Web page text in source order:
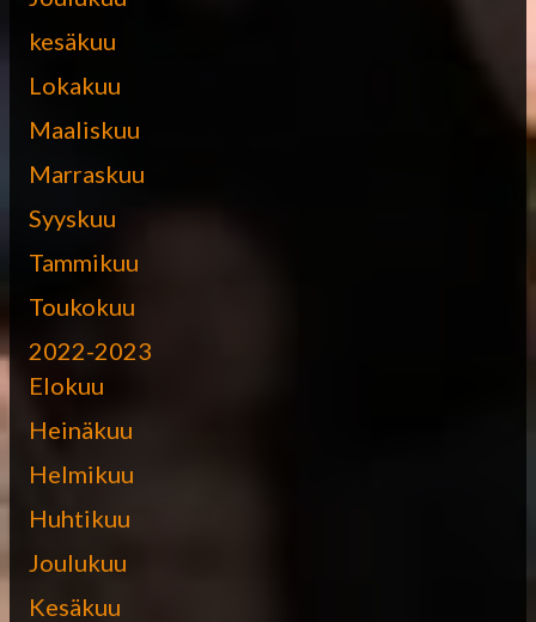
kesäkuu
Lokakuu
Maaliskuu
Marraskuu
Syyskuu
Tammikuu
Toukokuu
2022-2023
Elokuu
Heinäkuu
Helmikuu
Huhtikuu
Joulukuu
Kesäkuu